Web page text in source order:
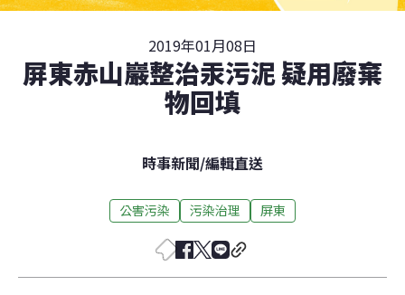
2019年01月08日
屏東赤山巖整治汞污泥 疑用廢棄
物回填
時事新聞/編輯直送
公害污染 污染治理 屏東